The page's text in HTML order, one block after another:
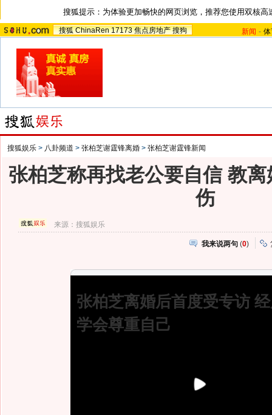
搜狐提示：为体验更加畅快的网页浏览，推荐您使用双核高
搜狐 ChinaRen 17173 焦点房地产 搜狗 新闻 -
搜狐娱乐 > 八卦频道 > 张柏芝谢霆锋离婚 > 张柏芝谢霆锋新闻
张柏芝称再找老公要自信 教
伤
来源：搜狐娱乐
我来说两句 (0)
张柏芝离婚后首度受专访
学会尊重自己